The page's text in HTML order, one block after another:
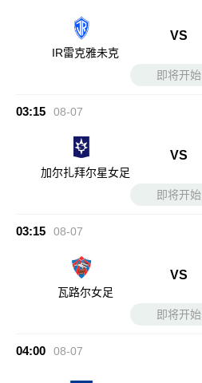
IR雷克雅未克
VS
即将开始
03:15 08-07
加尔扎拜尔星女足
VS
即将开始
03:15 08-07
瓦路尔女足
VS
即将开始
04:00 08-07